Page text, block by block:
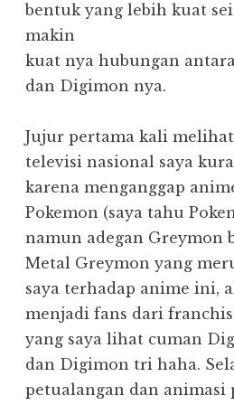
bentuk yang lebih kuat
makin
kuat nya hubungan
dan Digimon nya.
Jujur pertama kali
televisi nasional saya
karena menganggap
Pokemon (saya tahu
namun adegan Greymon
Metal Greymon yang
saya terhadap anime ini,
menjadi fans dari
yang saya lihat cuman
dan Digimon tri haha.
petualangan dan animasi